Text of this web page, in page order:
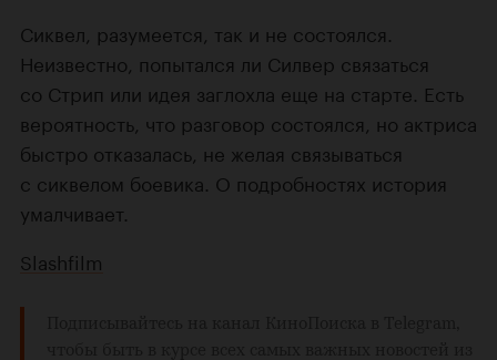
Сиквел, разумеется, так и не состоялся.
Неизвестно, попытался ли Силвер связаться
со Стрип или идея заглохла еще на старте. Есть
вероятность, что разговор состоялся, но актриса
быстро отказалась, не желая связываться
с сиквелом боевика. О подробностях история
умалчивает.
Slashfilm